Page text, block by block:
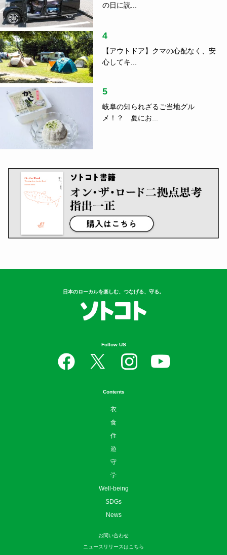
の日に読...
4
【アウトドア】クマの心配なく、安
心してキ...
5
岐阜の知られざるご当地グル
メ！？ 夏にお...
日本のローカルを楽しむ、つなげる、守る。
Follow US
Contents
衣
食
住
遊
守
学
Well-being
SDGs
News
お問い合わせ
ニュースリリースはこちら